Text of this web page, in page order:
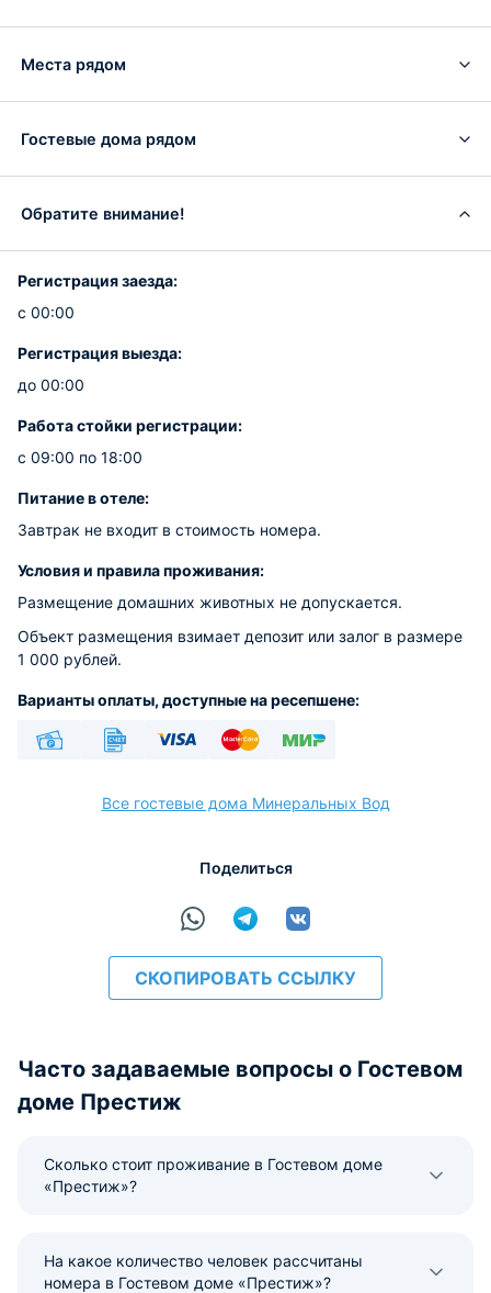
Места рядом
Гостевые дома рядом
Обратите внимание!
Регистрация заезда:
с 00:00
Регистрация выезда:
до 00:00
Работа стойки регистрации:
с 09:00 по 18:00
Питание в отеле:
Завтрак не входит в стоимость номера.
Условия и правила проживания:
Размещение домашних животных не допускается.
Объект размещения взимает депозит или залог в размере
1 000 рублей.
Варианты оплаты, доступные на ресепшене:
Все гостевые дома Минеральных Вод
Поделиться
СКОПИРОВАТЬ ССЫЛКУ
Часто задаваемые вопросы о Гостевом
доме Престиж
Сколько стоит проживание в Гостевом доме
«Престиж»?
На какое количество человек рассчитаны
номера в Гостевом доме «Престиж»?